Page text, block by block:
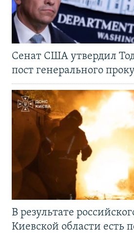
Сенат США утвердил
пост генерального
В результате
Киевской области есть